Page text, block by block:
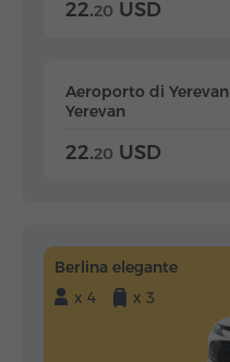
22.20 USD
Aeroporto di Yerevan
Yerevan
22.20 USD
Berlina elegante
x 4
x 3